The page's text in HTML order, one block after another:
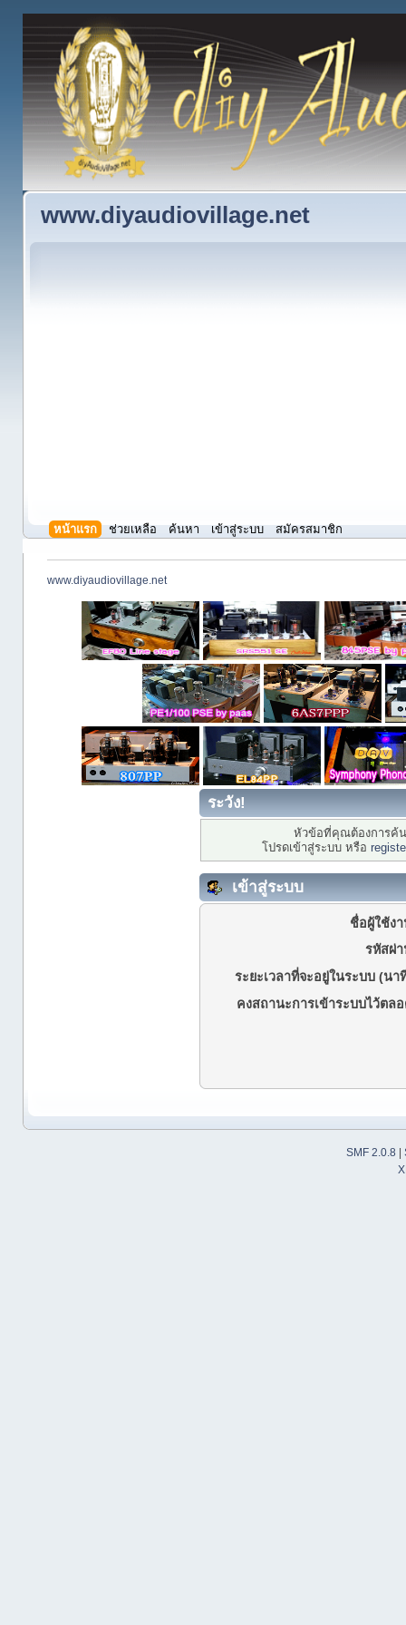
www.diyaudiovillage.net
หน้าแรก ช่วยเหลือ ค้นหา เข้าสู่ระบบ สมัครสมาชิก
www.diyaudiovillage.net
ระวัง!
หัวข้อที่คุณต้องการค้
โปรดเข้าสู่ระบบ หรือ
เข้าสู่ระบบ
ชื่อผู้ใช้ง
รหัสผ่
ระยะเวลาที่จะอยู่ในระบบ (นา
คงสถานะการเข้าระบบไว้ตล
SMF 2.0.8